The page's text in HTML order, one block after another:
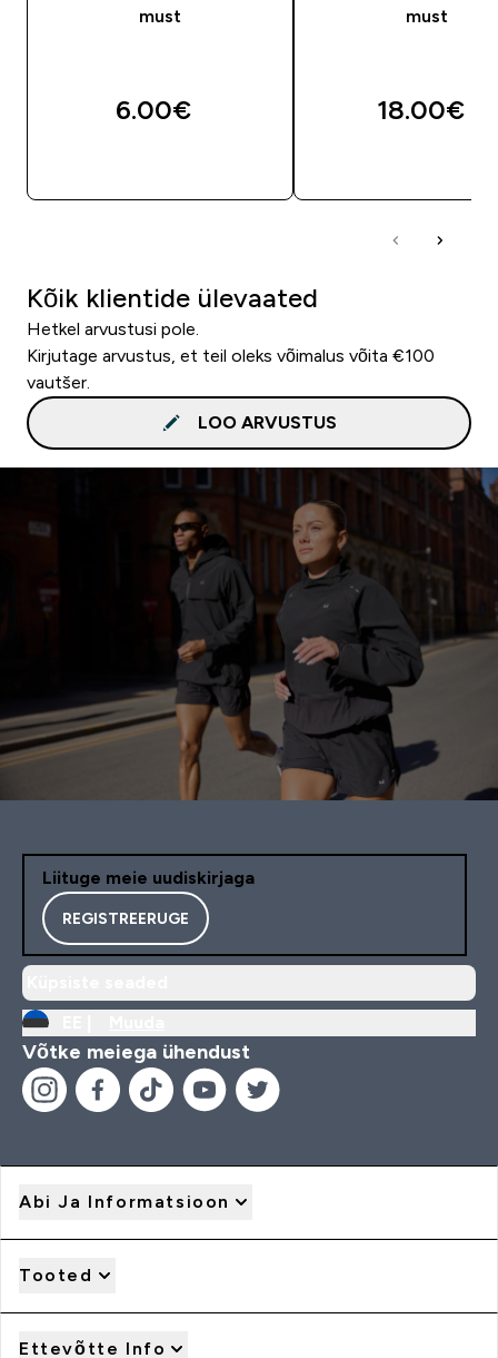
must
6.00€‎
must
18.00€‎
Kõik klientide ülevaated
Hetkel arvustusi pole.
Kirjutage arvustus, et teil oleks võimalus võita €100
vautšer.
LOO ARVUSTUS
Liituge meie uudiskirjaga
REGISTREERUGE
Võtke meiega ühendust
Abi Ja Informatsioon
Tooted
Ettevõtte Info